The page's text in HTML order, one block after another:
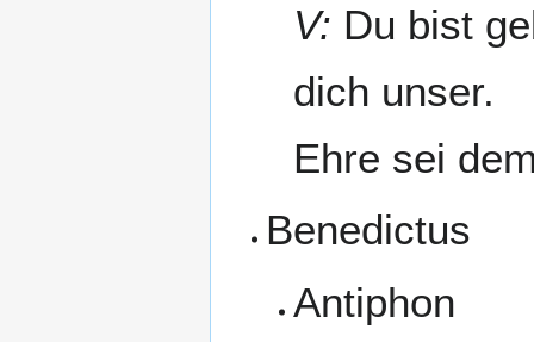
V: Du bist
dich unser.
Ehre sei
Benedictus
Antiphon